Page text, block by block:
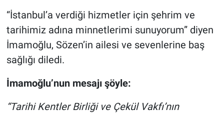
“İstanbul’a verdiği hizmetler için şehrim ve
tarihimiz adına minnetlerimi sunuyorum” diyen
İmamoğlu, Sözen’in ailesi ve sevenlerine baş
sağlığı diledi.
İmamoğlu’nun mesajı şöyle:
“Tarihi Kentler Birliği ve Çekül Vakfı’nın
Spor
Teknoloji
Türkiye'nin Geleceği
Türkiye'nin Gündemi